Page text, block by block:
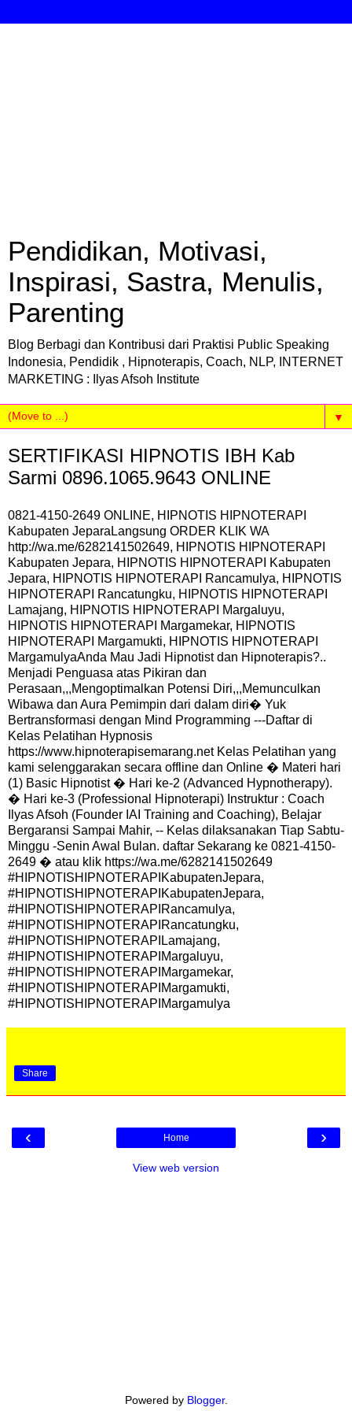
Pendidikan, Motivasi,
Inspirasi, Sastra, Menulis,
Parenting
Blog Berbagi dan Kontribusi dari Praktisi Public Speaking
Indonesia, Pendidik , Hipnoterapis, Coach, NLP, INTERNET
MARKETING : Ilyas Afsoh Institute
▼
SERTIFIKASI HIPNOTIS IBH Kab
Sarmi 0896.1065.9643 ONLINE
0821-4150-2649 ONLINE, HIPNOTIS HIPNOTERAPI
Kabupaten JeparaLangsung ORDER KLIK WA
http://wa.me/6282141502649, HIPNOTIS HIPNOTERAPI
Kabupaten Jepara, HIPNOTIS HIPNOTERAPI Kabupaten
Jepara, HIPNOTIS HIPNOTERAPI Rancamulya, HIPNOTIS
HIPNOTERAPI Rancatungku, HIPNOTIS HIPNOTERAPI
Lamajang, HIPNOTIS HIPNOTERAPI Margaluyu,
HIPNOTIS HIPNOTERAPI Margamekar, HIPNOTIS
HIPNOTERAPI Margamukti, HIPNOTIS HIPNOTERAPI
MargamulyaAnda Mau Jadi Hipnotist dan Hipnoterapis?..
Menjadi Penguasa atas Pikiran dan
Perasaan,,,Mengoptimalkan Potensi Diri,,,Memunculkan
Wibawa dan Aura Pemimpin dari dalam diri� Yuk
Bertransformasi dengan Mind Programming ---Daftar di
Kelas Pelatihan Hypnosis
https://www.hipnoterapisemarang.net Kelas Pelatihan yang
kami selenggarakan secara offline dan Online � Materi hari
(1) Basic Hipnotist � Hari ke-2 (Advanced Hypnotherapy).
� Hari ke-3 (Professional Hipnoterapi) Instruktur : Coach
Ilyas Afsoh (Founder IAI Training and Coaching), Belajar
Bergaransi Sampai Mahir, -- Kelas dilaksanakan Tiap Sabtu-
Minggu -Senin Awal Bulan. daftar Sekarang ke 0821-4150-
2649 � atau klik https://wa.me/6282141502649
#HIPNOTISHIPNOTERAPIKabupatenJepara,
#HIPNOTISHIPNOTERAPIKabupatenJepara,
#HIPNOTISHIPNOTERAPIRancamulya,
#HIPNOTISHIPNOTERAPIRancatungku,
#HIPNOTISHIPNOTERAPILamajang,
#HIPNOTISHIPNOTERAPIMargaluyu,
#HIPNOTISHIPNOTERAPIMargamekar,
#HIPNOTISHIPNOTERAPIMargamukti,
#HIPNOTISHIPNOTERAPIMargamulya
Share
‹ ›
Home
View web version
Powered by Blogger.